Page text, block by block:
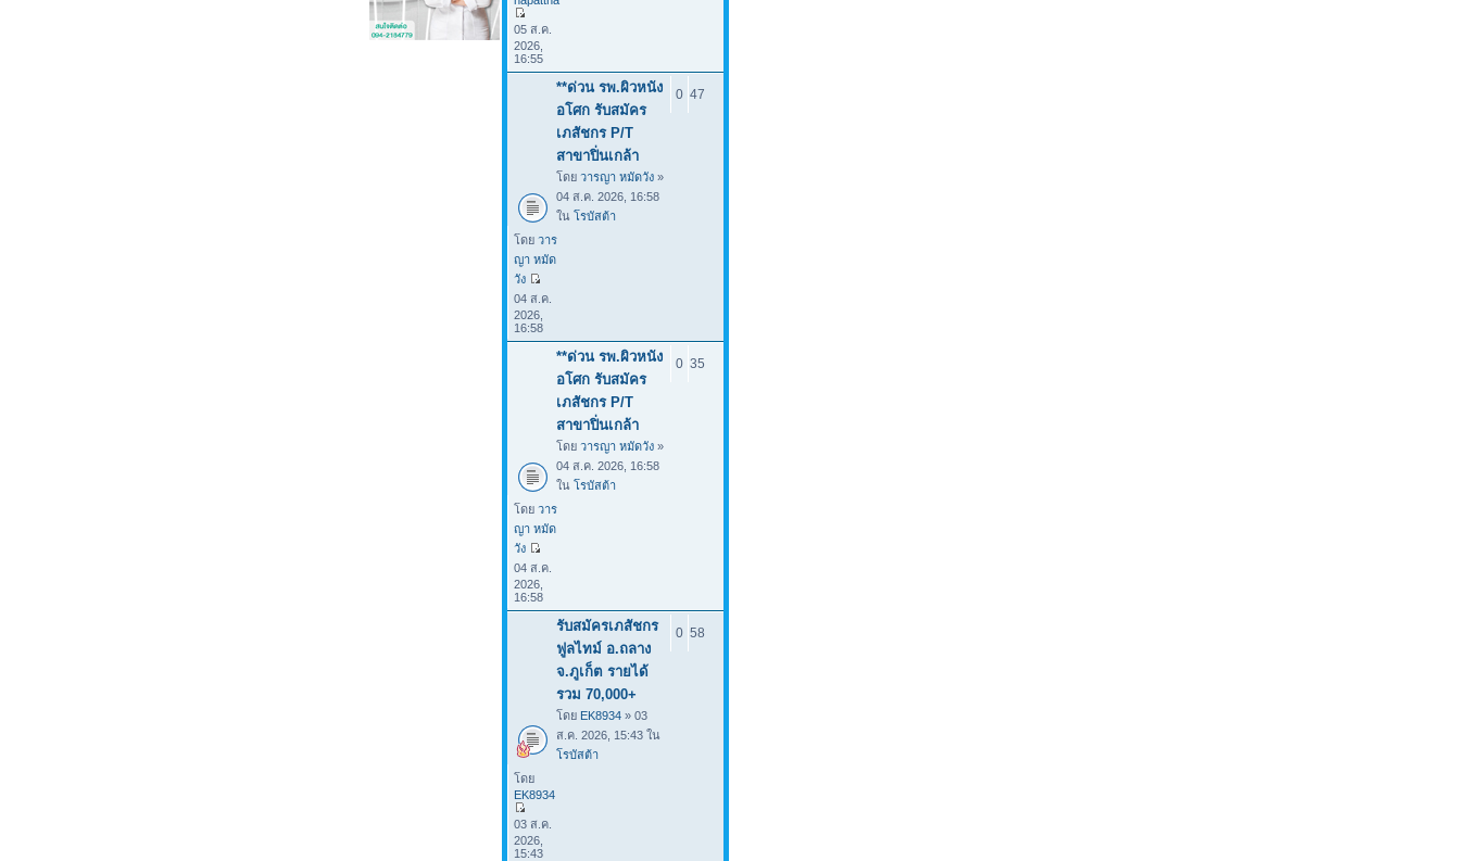
05 ส.ค.
2026,
16:55
**ด่วน รพ.ผิวหนัง
อโศก รับสมัคร
เภสัชกร P/T
สาขาปิ่นเกล้า
โดย วารญา หมัดวัง »
04 ส.ค. 2026, 16:58
ใน โรบัสต้า
0 47
โดย วาร
ญา หมัด
วัง
04 ส.ค.
2026,
16:58
**ด่วน รพ.ผิวหนัง
อโศก รับสมัคร
เภสัชกร P/T
สาขาปิ่นเกล้า
โดย วารญา หมัดวัง »
04 ส.ค. 2026, 16:58
ใน โรบัสต้า
0 35
โดย วาร
ญา หมัด
วัง
04 ส.ค.
2026,
16:58
รับสมัครเภสัชกร
ฟูลไทม์ อ.ถลาง
จ.ภูเก็ต รายได้
รวม 70,000+
โดย EK8934 » 03
ส.ค. 2026, 15:43 ใน
โรบัสต้า
0 58
โดย
EK8934
03 ส.ค.
2026,
15:43